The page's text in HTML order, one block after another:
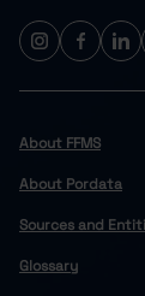
About FFMS
About Pordata
Sources and
Glossary